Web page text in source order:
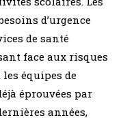
d’urgence
de santé
face aux risques
équipes de
éprouvées par
années,